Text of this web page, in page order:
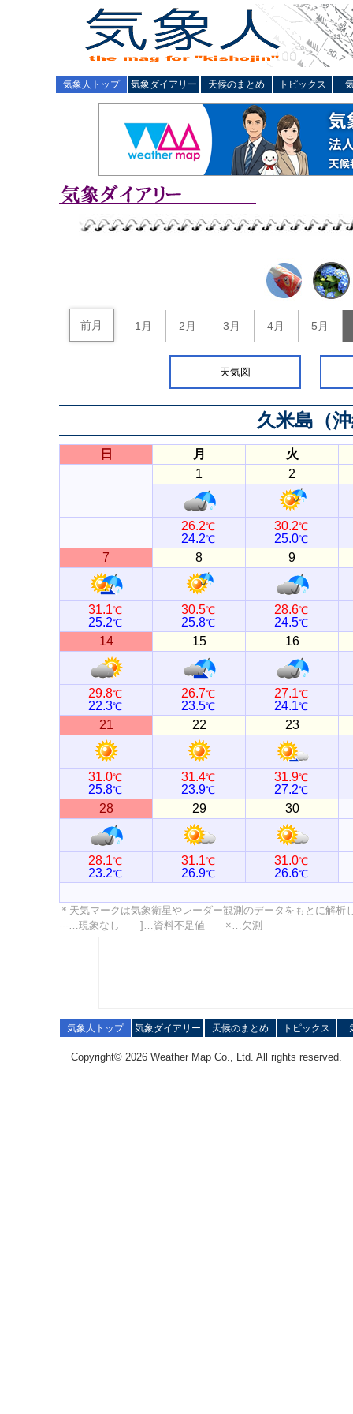
気象人トップ 気象ダイアリー 天候のまとめ トピックス
前月 1月 2月 3月 4月 5月
天気図
久米島（
日 月
火
1
2
26.2℃
24.2℃
30.2℃
25.0℃
7 8 9
31.1℃
25.2℃
30.5℃
25.8℃
28.6℃
24.5℃
14 15 16
29.8℃
22.3℃
26.7℃
23.5℃
27.1℃
24.1℃
21 22 23
31.0℃
25.8℃
31.4℃
23.9℃
31.9℃
27.2℃
28 29 30
28.1℃
23.2℃
31.1℃
26.9℃
31.0℃
26.6℃
＊天気マークは気象衛星やレーダー観測のデータをもとに解
---…現象なし ]…資料不足値 ×…欠測
気象人トップ 気象ダイアリー 天候のまとめ トピックス
Copyright© 2026 Weather Map Co., Ltd. All rights reserved.